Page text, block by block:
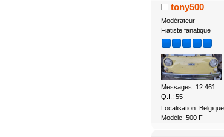
tony500
Modérateur
Fiatiste fanatique
Messages: 12.461
Q.I.: 55
Localisation: Belgique
Modèle: 500 F